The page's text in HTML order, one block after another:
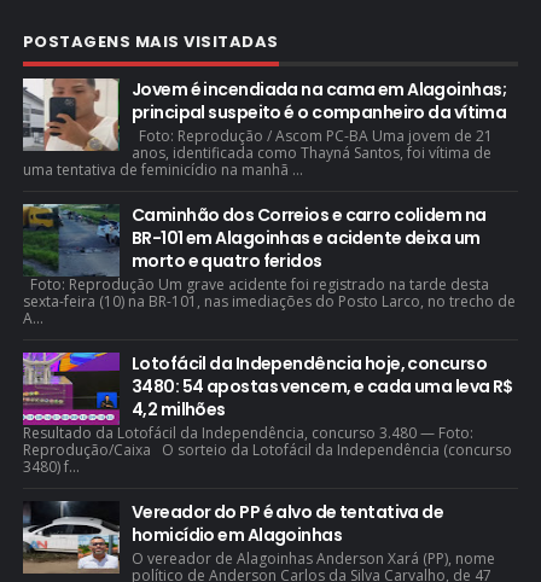
POSTAGENS MAIS VISITADAS
Jovem é incendiada na cama em Alagoinhas;
principal suspeito é o companheiro da vítima
Foto: Reprodução / Ascom PC-BA Uma jovem de 21
anos, identificada como Thayná Santos, foi vítima de
uma tentativa de feminicídio na manhã ...
Caminhão dos Correios e carro colidem na
BR-101 em Alagoinhas e acidente deixa um
morto e quatro feridos
Foto: Reprodução Um grave acidente foi registrado na tarde desta
sexta-feira (10) na BR-101, nas imediações do Posto Larco, no trecho de
A...
Lotofácil da Independência hoje, concurso
3480: 54 apostas vencem, e cada uma leva R$
4,2 milhões
Resultado da Lotofácil da Independência, concurso 3.480 — Foto:
Reprodução/Caixa O sorteio da Lotofácil da Independência (concurso
3480) f...
Vereador do PP é alvo de tentativa de
homicídio em Alagoinhas
O vereador de Alagoinhas Anderson Xará (PP), nome
político de Anderson Carlos da Silva Carvalho, de 47